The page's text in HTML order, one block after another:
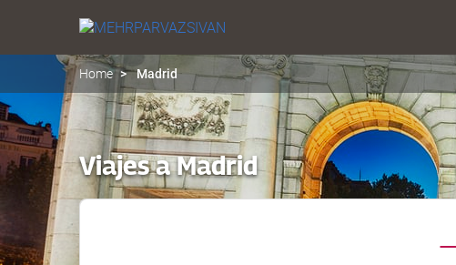
Home Madrid
Viajes a Madrid